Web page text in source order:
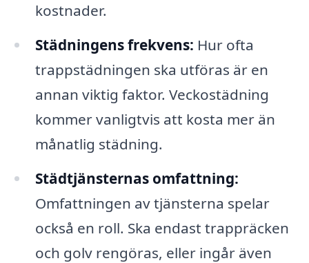
kostnader.
Städningens frekvens: Hur ofta
trappstädningen ska utföras är en
annan viktig faktor. Veckostädning
kommer vanligtvis att kosta mer än
månatlig städning.
Städtjänsternas omfattning:
Omfattningen av tjänsterna spelar
också en roll. Ska endast trappräcken
och golv rengöras, eller ingår även